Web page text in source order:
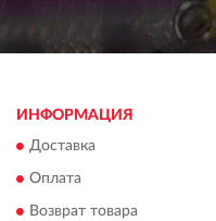
ИНФОРМАЦИЯ
Доставка
Оплата
Возврат товара